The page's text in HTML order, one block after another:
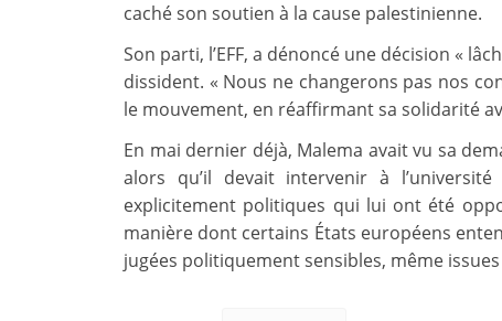
caché son soutien à la cause palestinienne.
Son parti, l’EFF, a dénoncé une décision «
dissident. « Nous ne changerons pas nos
le mouvement, en réaffirmant sa solidarité
En mai dernier déjà, Malema avait vu sa
alors qu’il devait intervenir à
explicitement politiques qui lui ont été
manière dont certains États européens
jugées politiquement sensibles, même